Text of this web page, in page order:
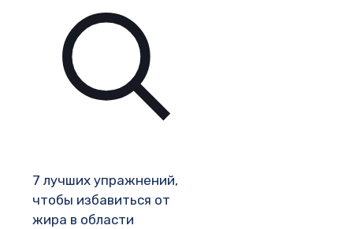
7 лучших упражнений,
чтобы избавиться от
жира в области